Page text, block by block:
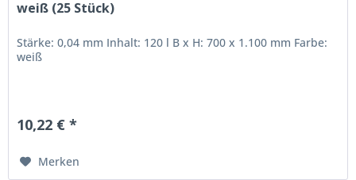
weiß (25 Stück)
Stärke: 0,04 mm Inhalt: 120 l B x H: 700 x 1.100 mm Farbe:
weiß
10,22 € *
Merken